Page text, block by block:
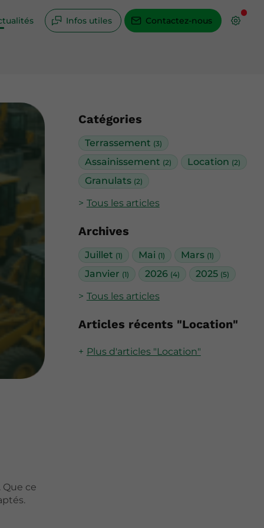
Infos utiles Contactez-nous
Catégories
Terrassement (3)
Assainissement (2) Location (2)
Granulats (2)
Tous les articles
Archives
Juillet (1) Mai (1) Mars (1)
Janvier (1) 2026 (4) 2025 (5)
Tous les articles
Articles récents "Location"
Plus d'articles "Location"
ce